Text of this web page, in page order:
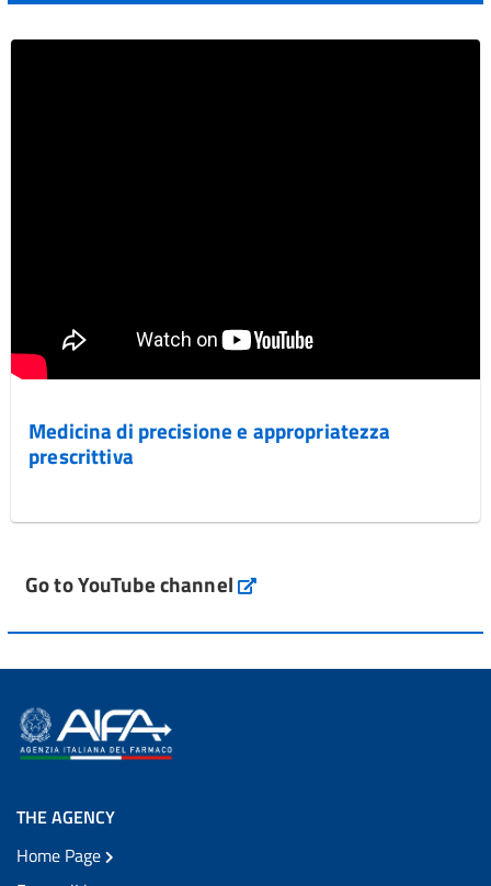
Medicina di precisione e appropriatezza
prescrittiva
Go to YouTube channel
THE AGENCY
Home Page